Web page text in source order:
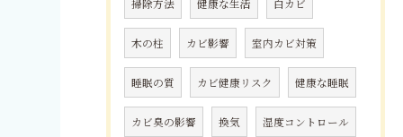
掃除方法 健康な生活 白カビ
木の柱 カビ影響 室内カビ対策
睡眠の質 カビ健康リスク 健康な睡眠
カビ臭の影響 換気 湿度コントロール